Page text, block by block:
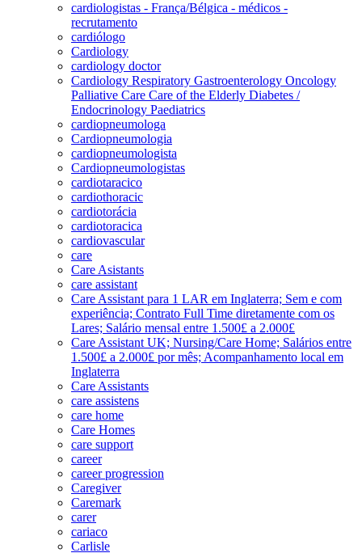
cardiologistas - França/Bélgica - médicos -
recrutamento
cardiólogo
Cardiology
cardiology doctor
Cardiology Respiratory Gastroenterology Oncology
Palliative Care Care of the Elderly Diabetes /
Endocrinology Paediatrics
cardiopneumologa
Cardiopneumologia
cardiopneumologista
Cardiopneumologistas
cardiotaracico
cardiothoracic
cardiotorácia
cardiotoracica
cardiovascular
care
Care Asistants
care assistant
Care Assistant para 1 LAR em Inglaterra; Sem e com
experiência; Contrato Full Time diretamente com os
Lares; Salário mensal entre 1.500£ a 2.000£
Care Assistant UK; Nursing/Care Home; Salários entre
1.500£ a 2.000£ por mês; Acompanhamento local em
Inglaterra
Care Assistants
care assistens
care home
Care Homes
care support
career
career progression
Caregiver
Caremark
carer
cariaco
Carlisle